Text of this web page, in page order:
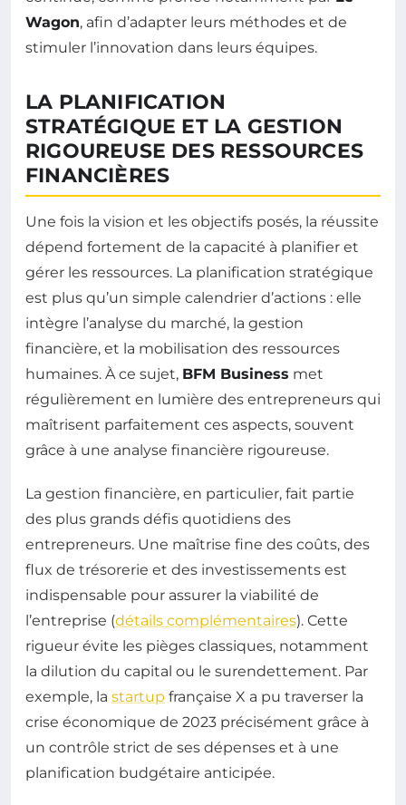
Wagon, afin d’adapter leurs méthodes et de
stimuler l’innovation dans leurs équipes.
LA PLANIFICATION
STRATÉGIQUE ET LA GESTION
RIGOUREUSE DES RESSOURCES
FINANCIÈRES
Une fois la vision et les objectifs posés, la réussite
dépend fortement de la capacité à planifier et
gérer les ressources. La planification stratégique
est plus qu’un simple calendrier d’actions : elle
intègre l’analyse du marché, la gestion
financière, et la mobilisation des ressources
humaines. À ce sujet, BFM Business met
régulièrement en lumière des entrepreneurs qui
maîtrisent parfaitement ces aspects, souvent
grâce à une analyse financière rigoureuse.
La gestion financière, en particulier, fait partie
des plus grands défis quotidiens des
entrepreneurs. Une maîtrise fine des coûts, des
flux de trésorerie et des investissements est
indispensable pour assurer la viabilité de
l’entreprise (détails complémentaires). Cette
rigueur évite les pièges classiques, notamment
la dilution du capital ou le surendettement. Par
exemple, la startup française X a pu traverser la
crise économique de 2023 précisément grâce à
un contrôle strict de ses dépenses et à une
planification budgétaire anticipée.